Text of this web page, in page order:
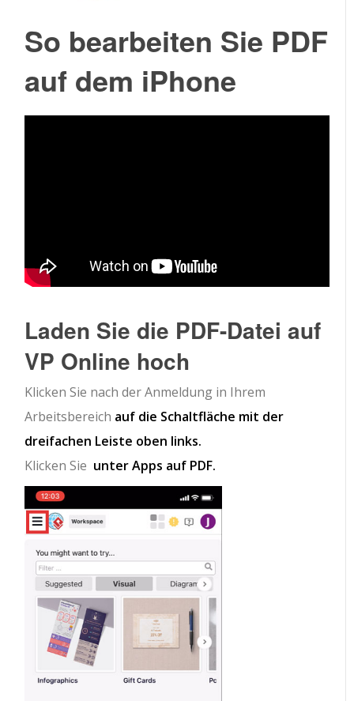
So bearbeiten Sie PDF
auf dem iPhone
Laden Sie die PDF-Datei auf
VP Online hoch
Klicken Sie nach der Anmeldung in Ihrem
Arbeitsbereich auf die Schaltfläche mit der
dreifachen Leiste oben links.
Klicken Sie unter Apps auf PDF.